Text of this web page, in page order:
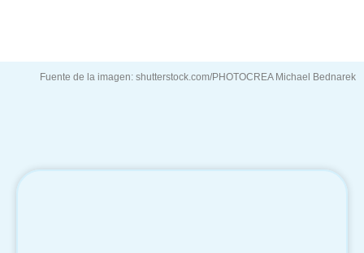
Fuente de la imagen: shutterstock.com/PHOTOCREA Michael Bednarek